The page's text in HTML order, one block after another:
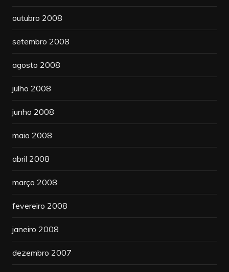
outubro 2008
setembro 2008
agosto 2008
julho 2008
junho 2008
maio 2008
abril 2008
março 2008
fevereiro 2008
janeiro 2008
dezembro 2007